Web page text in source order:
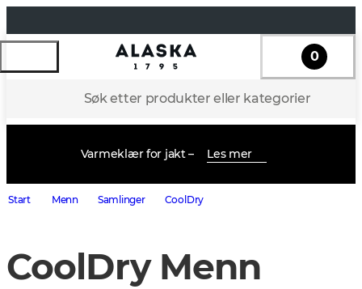
Søk etter produkter eller kategorier
0
Varmeklær for jakt – Les mer
Start Menn Samlinger CoolDry
CoolDry Menn